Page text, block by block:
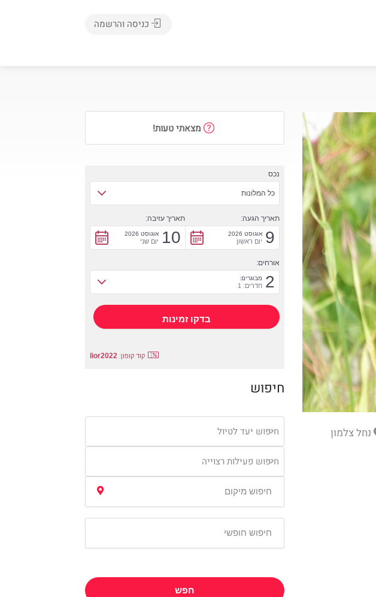
כניסה והרשמה
נחל צלמון
מצאתי טעות!
נכס
כל המלונות
תאריך הגעה:
9 אוגוסט 2026
יום ראשון
תאריך עזיבה:
10 אוגוסט 2026
יום שני
אורחים:
2 מבוגרים:
חדרים: 1
קוד קופון: lior2022
חיפוש
חיפוש יעד לטיול
חיפוש פעילות רצוייה
חפש